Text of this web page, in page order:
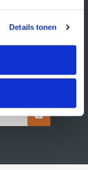
Details tonen